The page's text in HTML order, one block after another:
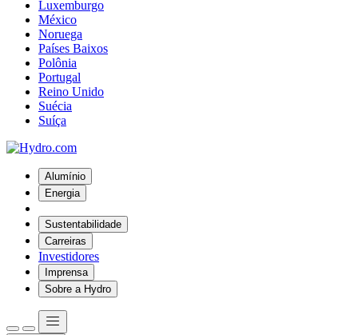
Luxemburgo
México
Noruega
Países Baixos
Polônia
Portugal
Reino Unido
Suécia
Suíça
Alumínio
Energia
Sustentabilidade
Carreiras
Investidores
Imprensa
Sobre a Hydro